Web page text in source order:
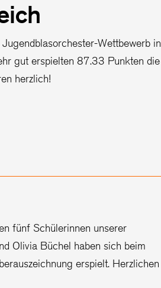
Wettbewerb in
gut erspielten 87.33 Punkten die
herzlich!
fünf Schülerinnen unserer
Olivia Büchel haben sich beim
erspielt. Herzlichen